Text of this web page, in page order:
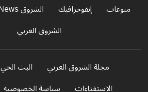
منوعات
إنفوجرافيك الشروق News
الشروق العربي
مجلة الشروق العربي البث الحي
الاستفتاءات
سياسة الخصوصية